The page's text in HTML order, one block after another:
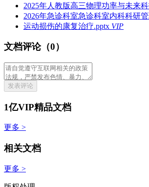
2025年人教版高三物理功率与未来
2026年急诊科室急诊科室内科科研
运动损伤的康复治疗.pptx VIP
文档评论（0）
发表评论
1亿VIP精品文档
更多 >
相关文档
更多 >